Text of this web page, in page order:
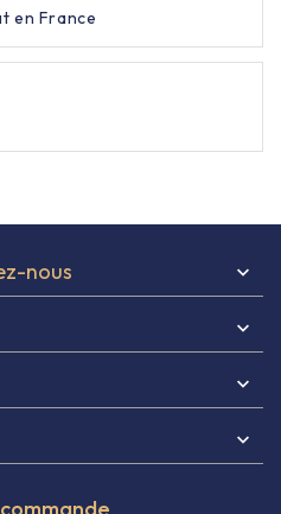
en France
nous 


